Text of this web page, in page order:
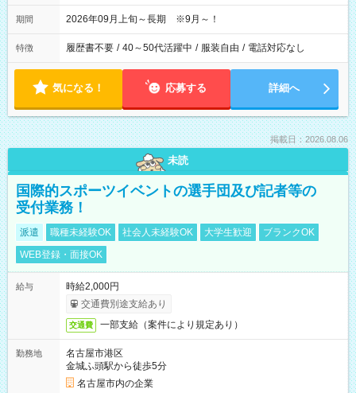
期間 2026年09月上旬～長期 ※9月～！
特徴 履歴書不要 / 40～50代活躍中 / 服装自由 / 電話対応なし
気になる！ 応募する 詳細へ
掲載日：2026.08.06
未読
国際的スポーツイベントの選手団及び記者等の
受付業務！
派遣 職種未経験OK 社会人未経験OK 大学生歓迎
ブランクOK
WEB登録・面接OK
給与
時給2,000円
交通費別途支給あり
交通費 一部支給（案件により規定あり）
勤務地
名古屋市港区
金城ふ頭駅から徒歩5分
名古屋市内の企業